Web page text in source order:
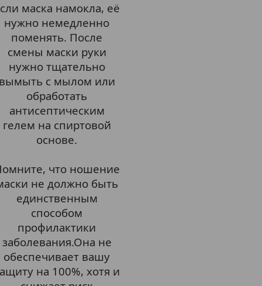
маска намокла, её
нужно немедленно
поменять. После
смены маски руки
нужно тщательно
с мылом или
обработать
антисептическим
гелем на спиртовой
основе.
что ношение
не должно быть
единственным
способом
профилактики
заболевания.Она не
обеспечивает вашу
на 100%, хотя и